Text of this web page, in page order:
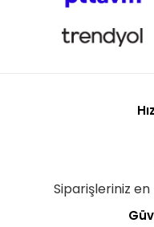
Siparişleriniz en